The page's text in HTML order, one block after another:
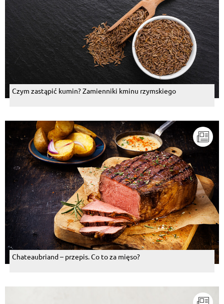
Czym zastąpić kumin? Zamienniki kminu rzymskiego
Chateaubriand – przepis. Co to za mięso?